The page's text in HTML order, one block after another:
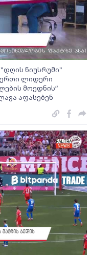
ნიუსრუმი"
ლიდერი
მოედნის“
აფასებენ